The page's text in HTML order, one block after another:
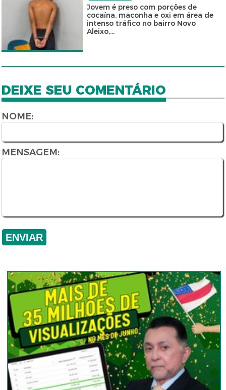
Jovem é preso com porções de
cocaína, maconha e oxi em área de
intenso tráfico no bairro Novo
Aleixo,...
DEIXE SEU COMENTÁRIO
NOME:
MENSAGEM: